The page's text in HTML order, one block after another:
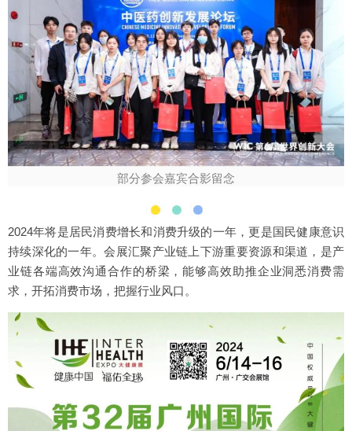
部分参会嘉宾合影留念
2024年将是居民消费增长和消费升级的一年，更是国民健康意识
持续深化的一年。会展汇聚产业链上下游重要资源和渠道，是产
业链各端高效沟通合作的桥梁，能够高效助推企业洞悉消费需
求，开拓消费市场，把握行业风口。